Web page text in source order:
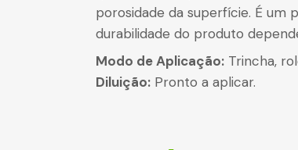
porosidade da superfície. É um
durabilidade do produto
Modo de Aplicação: Trincha,
Diluição: Pronto a aplicar.